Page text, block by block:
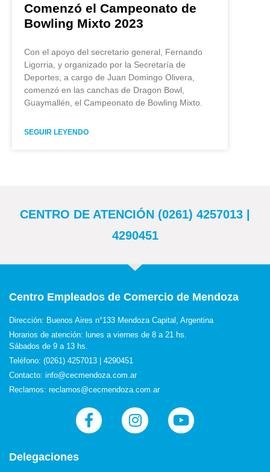
Comenzó el Campeonato de
Bowling Mixto 2023
Con el apoyo del secretario general, Fernando
Ligorria, y organizado por la Secretaría de
Deportes, a cargo de Juan Domingo Olivera,
comenzó en las canchas de Dragon Bowl,
Guaymallén, el Campeonato de Bowling Mixto.
SEGUIR LEYENDO
CENTRO DE ATENCIÓN (0261) 4257013 |
4290451
Centro Empleados de Comercio de Mendoza
Dirección: Buenos Aires n°133 Mendoza Capital, Argentina
Horarios de atención: lunes a viernes de 8 a 21 hs.
Sábados de 9 a 13 hs.
Teléfono: (0261) 4257013 | 4290451
Contacto: info@cecmendoza.com.ar
Reclamos: reclamos@cecmendoza.com.ar
Delegaciones